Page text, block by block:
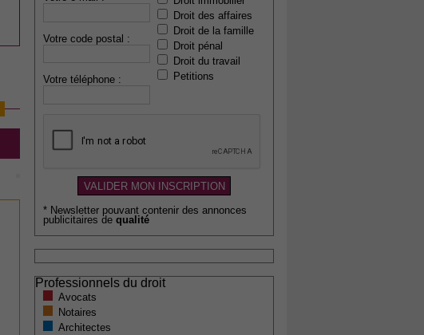
Votre code postal :
Votre téléphone :
Droit des affaires
Droit de la famille
Droit pénal
Droit du travail
Petitions
* Newsletter pouvant contenir des annonces
publicitaires de qualité
Professionnels du droit
Avocats
Notaires
Architectes